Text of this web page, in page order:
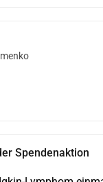
Spendenaktion